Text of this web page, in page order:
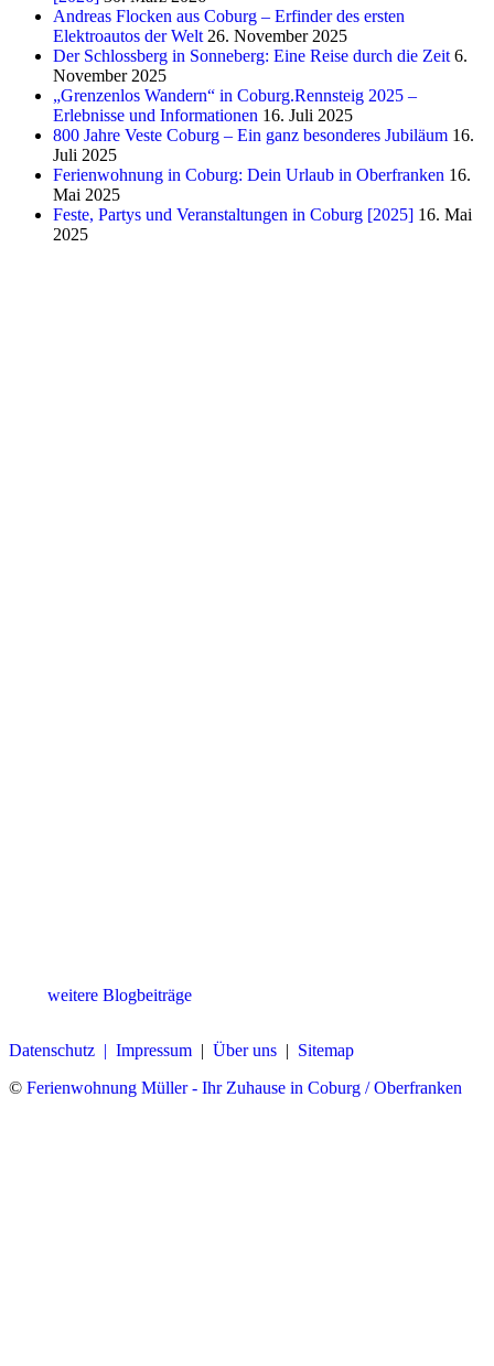
Andreas Flocken aus Coburg – Erfinder des ersten
Elektroautos der Welt 26. November 2025
Der Schlossberg in Sonneberg: Eine Reise durch die Zeit 6.
November 2025
„Grenzenlos Wandern“ in Coburg.Rennsteig 2025 –
Erlebnisse und Informationen 16. Juli 2025
800 Jahre Veste Coburg – Ein ganz besonderes Jubiläum 16.
Juli 2025
Ferienwohnung in Coburg: Dein Urlaub in Oberfranken 16.
Mai 2025
Feste, Partys und Veranstaltungen in Coburg [2025] 16. Mai
2025
weitere Blogbeiträge
Datenschutz | Impressum | Über uns | Sitemap
© Ferienwohnung Müller - Ihr Zuhause in Coburg / Oberfranken